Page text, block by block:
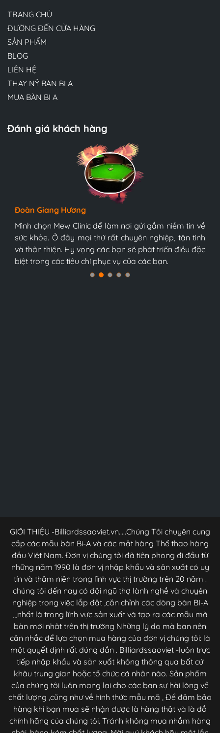
TRANG CHỦ
ĐƯỜNG ĐẾN CỬA HÀNG
SẢN PHẨM
BLOG
LIÊN HỆ
THAY NỶ BÀN BI A
MUA BÀN BI A
Đánh giá khách hàng
Đội ngũ bác sĩ tại Mew Clinic rất chuyên nghiệp và
tận tình. Chúc Mew Clinic phát triển mạnh mẽ hơn
nữa và sớm trở thành trung tâm y tế tốt nhất Việt
Nam, tôi tin chắc điều đó.
Đoàn Giang Hương
Mình chọn Mew Clinic để làm nơi gửi gắm niềm tin về
sức khỏe. Ở đây mọi thứ rất chuyên nghiệp, tận tình
và thân thiện. Hy vọng các bạn sẽ phát triển điều đặc
biệt trong các tiêu chí phục vụ của các bạn.
Ngọc Anh
Mình chọn Mew Clinic để làm nơi gửi gắm niềm tin về
sức khỏe. Ở đây mọi thứ rất chuyên nghiệp, tận tình
và thân thiện. Hy vọng các bạn sẽ phát triển điều đặc
biệt trong các tiêu chí phục vụ của các bạn.
bàn bi-a tonardo s5 9017
bàn bi-a tonardo s5 9017năm 2021
GIỚI THIỆU -Billiardssaoviet.vn.....Chúng Tôi chuyên cung
cấp các mẫu bàn Bi-A và các mặt hàng Thể thao hàng
đầu Việt Nam. Đơn vị chúng tôi đã tiên phong đi đầu từ
những năm 1990 là đơn vị nhập khẩu và sản xuất có uy
tín và thâm niên trong lĩnh vực thị trường trên 20 năm .
chúng tôi đến nay có đội ngũ thợ lành nghề và chuyên
nghiệp trong việc lắp đặt ,căn chỉnh các dòng bàn BI-A
,,,nhất là trong lĩnh vực sản xuất và tạo ra các mẫu mã
bàn mới nhât trên thị trường Những lý do mà bạn nên
cân nhắc để lựa chọn mua hàng của đơn vị chúng tôi: là
một quyết định rất đúng đắn . Billiardssaoviet -luôn trực
tiếp nhập khẩu và sản xuất không thông qua bất cứ
khâu trung gian hoặc tổ chức cá nhân nào. Sản phẩm
của chúng tôi luôn mang lại cho các bạn sự hài lòng về
chất lượng ,cũng như về hình thức mẫu mã , Để đảm bảo
hàng khi bạn mua sẽ nhận được là hàng thật và là đồ
chính hãng của chúng tôi. Tránh không mua nhầm hàng